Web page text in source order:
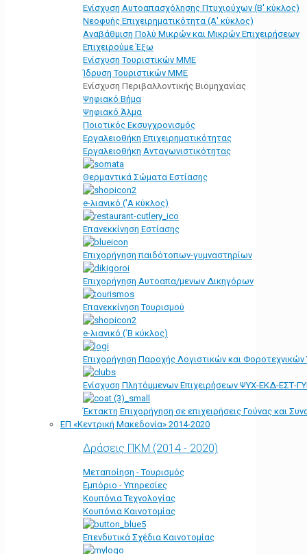
Ενίσχυση Αυτοαπασχόλησης Πτυχιούχων (Β' κύκλος)
Νεοφυής Επιχειρηματικότητα (Α' κύκλος)
Αναβάθμιση Πολύ Μικρών και Μικρών Επιχειρήσεων
Επιχειρούμε Έξω
Ενίσχυση Τουριστικών ΜΜΕ
Ίδρυση Τουριστικών ΜΜΕ
Ενίσχυση Περιβαλλοντικής Βιομηχανίας
Ψηφιακό Βήμα
Ψηφιακό Άλμα
Ποιοτικός Εκσυγχρονισμός
Εργαλειοθήκη Eπιχειρηματικότητας
Εργαλειοθήκη Ανταγωνιστικότητας
Θερμαντικά Σώματα Εστίασης
e-λιανικό ('Α κύκλος)
Επανεκκίνηση Εστίασης
Επιχορήγηση παιδότοπων-γυμναστηρίων
Επιχορήγηση Αυτοαπα/μενων Δικηγόρων
Επανεκκίνηση Τουρισμού
e-λιανικό (΄Β κύκλος)
Επιχορήγηση Παροχής Λογιστικών και
Ενίσχυση Πλητόμμενων Επιχειρήσεων ΨΥΧ-ΕΚΔ-ΕΣΤ-
Έκτακτη Επιχορήγηση σε επιχειρήσεις Γούνας και
ΕΠ «Kεντρική Μακεδονία» 2014-2020
Δράσεις ΠΚΜ (2014 - 2020)
Μεταποίηση - Τουρισμός
Εμπόριο - Υπηρεσίες
Κουπόνια Τεχνολογίας
Κουπόνια Καινοτομίας
Επενδυτικά Σχέδια Καινοτομίας